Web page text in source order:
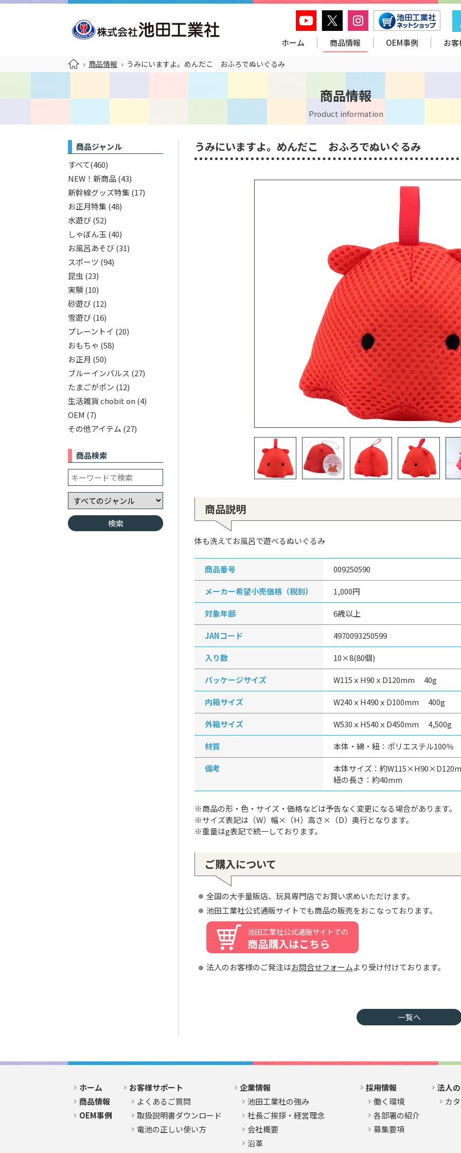
ホーム 商品情報 OEM事例 お
› 商品情報 › うみにいますよ。めんだこ おふろでぬいぐるみ
商品情報
Product information
商品ジャンル
すべて(460)
NEW！新商品(43)
新幹線グッズ特集(17)
お正月特集(48)
水遊び(52)
しゃぼん玉 (40)
お風呂あそび(31)
スポーツ (94)
昆虫 (23)
実験(10)
砂遊び(12)
雪遊び(16)
プレーントイ (20)
おもちゃ (58)
お正月 (50)
ブルーインパルス (27)
たまごがポン (12)
生活雑貨 chobit on (4)
OEM (7)
その他アイテム (27)
商品検索
うみにいますよ。めんだこ おふろでぬいぐるみ
商品説明
体も洗えてお風呂で遊べるぬいぐるみ
商品番号 009250590
メーカー希望小売価格（税別） 1,000円
対象年齢 6歳以上
JANコード 4970093250599
入り数 10×8(80個)
パッケージサイズ W115ｘH90ｘD120mm 40g
内箱サイズ W240ｘH490ｘD100mm 400g
外箱サイズ W530ｘH540ｘD450mm 4,500g
材質 本体・綿・紐：ポリエステル100％
備考
本体サイズ：約
紐の長さ：約40mm
※商品の形・色・サイズ・価格などは予告なく変更になる場合があります。
※サイズ表記は（W）幅×（H）高さ×（D）奥行となります。
※重量はg表記で統一しております。
ご購入について
全国の大手量販店、玩具専門店でお買い求めいただけます。
池田工業社公式通販サイトでも商品の販売をおこなっております。
池田工業社公式通販サイトでの
商品購入はこちら
法人のお客様のご発注はお問合せフォームより受け付けております。
一覧へ
ホーム
商品情報
OEM事例
お客様サポート
よくあるご質問
取扱説明書ダウンロード
電池の正しい使い方
企業情報
池田工業社の強み
社長ご挨拶・経営理念
会社概要
沿革
採用情報
働く環境
各部署の紹介
募集要項
法人
カ